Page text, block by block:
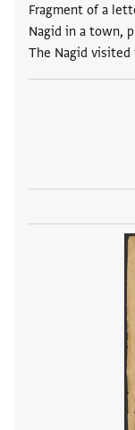
Fragment of a
Nagid in a town,
The Nagid